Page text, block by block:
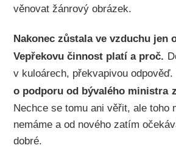
věnovat žánrový obrázek.
Nakonec zůstala ve vzduchu jen
Vepřekovu činnost platí a proč.
v kuloárech, překvapivou odpověď.
o podporu od bývalého ministra
Nechce se tomu ani věřit, ale toho
nemáme a od nového zatím
dobré.